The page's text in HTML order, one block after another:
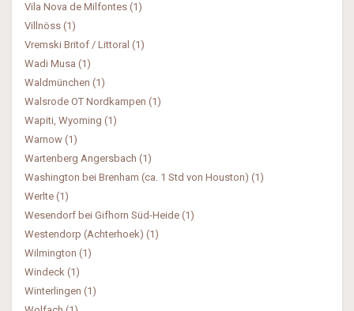
Vila Nova de Milfontes (1)
Villnöss (1)
Vremski Britof / Littoral (1)
Wadi Musa (1)
Waldmünchen (1)
Walsrode OT Nordkampen (1)
Wapiti, Wyoming (1)
Warnow (1)
Wartenberg Angersbach (1)
Washington bei Brenham (ca. 1 Std von Houston) (1)
Werlte (1)
Wesendorf bei Gifhorn Süd-Heide (1)
Westendorp (Achterhoek) (1)
Wilmington (1)
Windeck (1)
Winterlingen (1)